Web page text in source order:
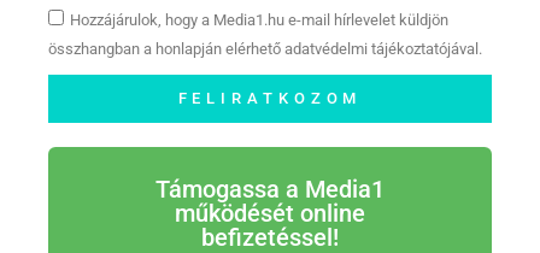
Hozzájárulok, hogy a Media1.hu e-mail hírlevelet küldjön
összhangban a honlapján elérhető adatvédelmi tájékoztatójával.
FELIRATKOZOM
Támogassa a Media1
működését online
befizetéssel!